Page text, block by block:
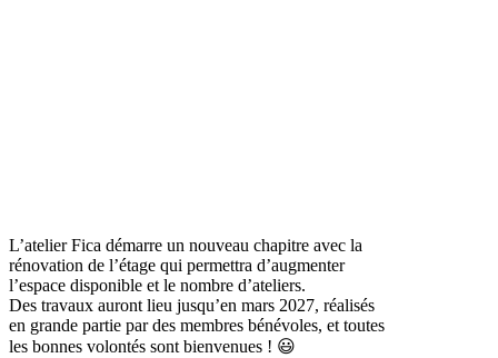
L’atelier Fica démarre un nouveau chapitre avec la
rénovation de l’étage qui permettra d’augmenter
l’espace disponible et le nombre d’ateliers.
Des travaux auront lieu jusqu’en mars 2027, réalisés
en grande partie par des membres bénévoles, et toutes
les bonnes volontés sont bienvenues ! 😃